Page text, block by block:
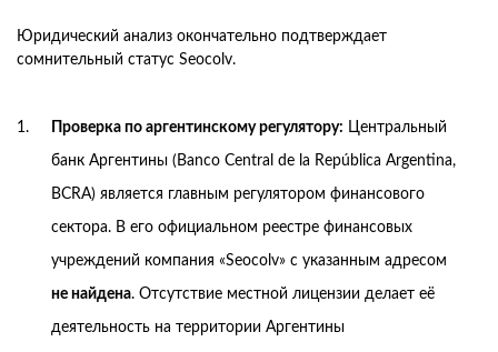
Юридический анализ окончательно подтверждает
сомнительный статус Seocolv.
Проверка по аргентинскому регулятору: Центральный
банк Аргентины (Banco Central de la República Argentina,
BCRA) является главным регулятором финансового
сектора. В его официальном реестре финансовых
учреждений компания «Seocolv» с указанным адресом
не найдена. Отсутствие местной лицензии делает её
деятельность на территории Аргентины